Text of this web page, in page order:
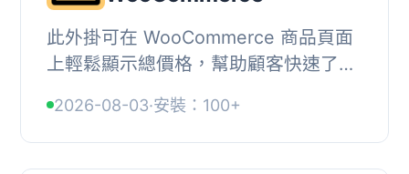
此外掛可在 WooCommerce 商品頁面
上輕鬆顯示總價格，幫助顧客快速了解
, 【主要功能】 , • 支援單一、變數及分
組商品 ...
2026-08-03·安裝：100+